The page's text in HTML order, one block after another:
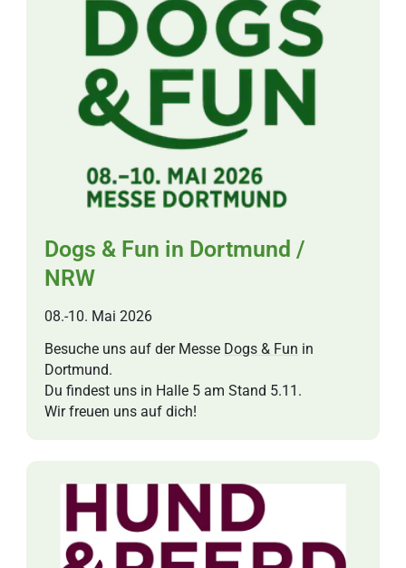
Dogs & Fun in Dortmund /
NRW
08.-10. Mai 2026
Besuche uns auf der Messe Dogs & Fun in
Dortmund.
Du findest uns in Halle 5 am Stand 5.11.
Wir freuen uns auf dich!